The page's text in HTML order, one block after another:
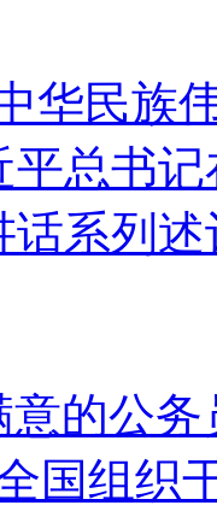
华民
平总书
话系列
意的公
国组织